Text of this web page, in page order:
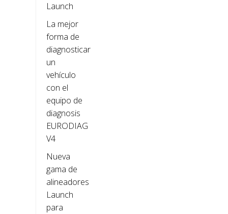
Launch
La mejor
forma de
diagnosticar
un
vehículo
con el
equipo de
diagnosis
EURODIAG
V4
Nueva
gama de
alineadores
Launch
para